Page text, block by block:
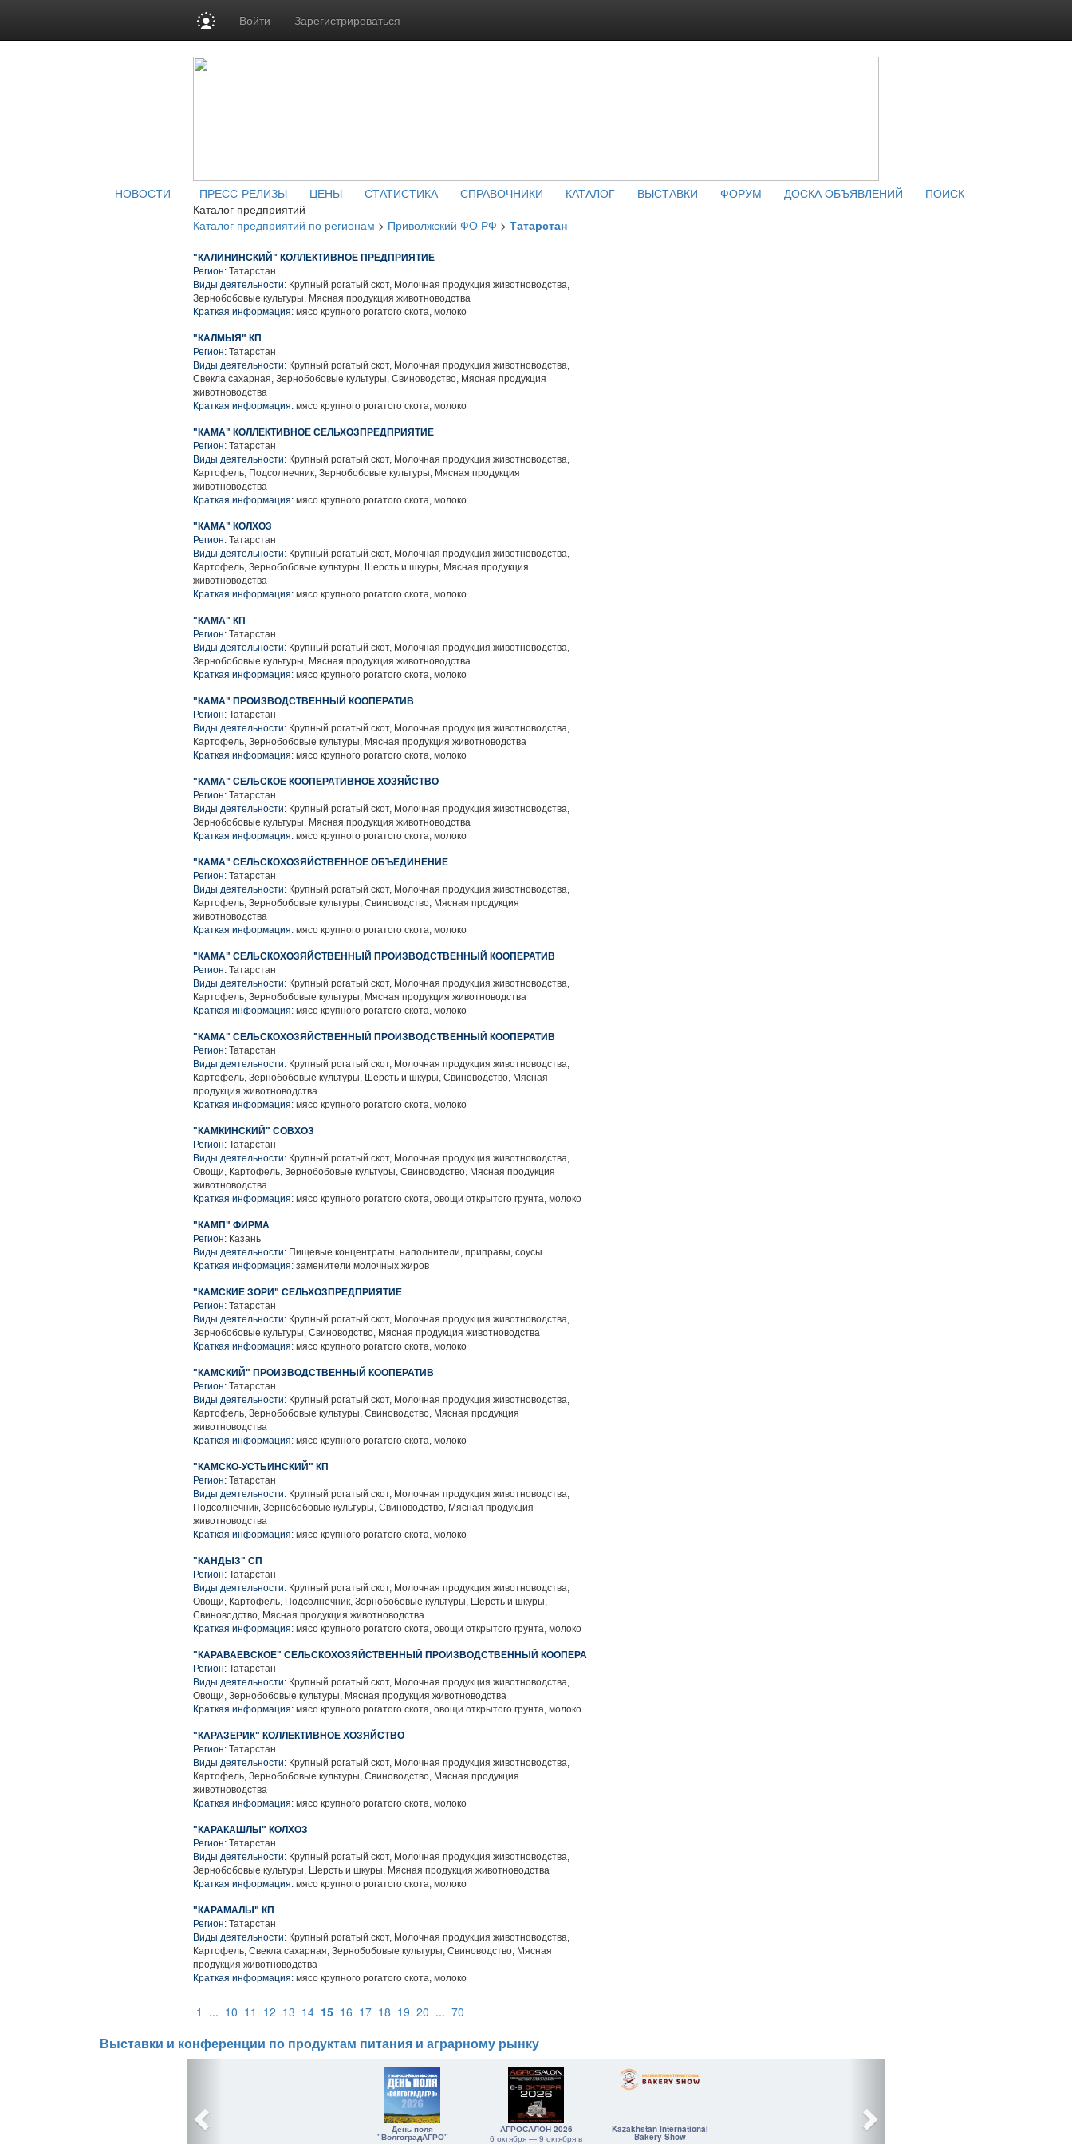
Войти Зарегистрироваться
НОВОСТИ ПРЕСС-РЕЛИЗЫ ЦЕНЫ СТАТИСТИКА СПРАВОЧНИКИ КАТАЛОГ ВЫСТАВКИ ФОРУМ ДОСКА ОБЪЯВЛЕНИЙ
ПОИСК
Каталог предприятий
Каталог предприятий по регионам > Приволжский ФО РФ > Татарстан
"КАЛИНИНСКИЙ" КОЛЛЕКТИВНОЕ ПРЕДПРИЯТИЕ
Регион: Татарстан
Виды деятельности: Крупный рогатый скот, Молочная продукция животноводства,
Зернобобовые культуры, Мясная продукция животноводства
Краткая информация: мясо крупного рогатого скота, молоко
"КАЛМЫЯ" КП
Регион: Татарстан
Виды деятельности: Крупный рогатый скот, Молочная продукция животноводства,
Свекла сахарная, Зернобобовые культуры, Свиноводство, Мясная продукция
животноводства
Краткая информация: мясо крупного рогатого скота, молоко
"КАМА" КОЛЛЕКТИВНОЕ СЕЛЬХОЗПРЕДПРИЯТИЕ
Регион: Татарстан
Виды деятельности: Крупный рогатый скот, Молочная продукция животноводства,
Картофель, Подсолнечник, Зернобобовые культуры, Мясная продукция
животноводства
Краткая информация: мясо крупного рогатого скота, молоко
"КАМА" КОЛХОЗ
Регион: Татарстан
Виды деятельности: Крупный рогатый скот, Молочная продукция животноводства,
Картофель, Зернобобовые культуры, Шерсть и шкуры, Мясная продукция
животноводства
Краткая информация: мясо крупного рогатого скота, молоко
"КАМА" КП
Регион: Татарстан
Виды деятельности: Крупный рогатый скот, Молочная продукция животноводства,
Зернобобовые культуры, Мясная продукция животноводства
Краткая информация: мясо крупного рогатого скота, молоко
"КАМА" ПРОИЗВОДСТВЕННЫЙ КООПЕРАТИВ
Регион: Татарстан
Виды деятельности: Крупный рогатый скот, Молочная продукция животноводства,
Картофель, Зернобобовые культуры, Мясная продукция животноводства
Краткая информация: мясо крупного рогатого скота, молоко
"КАМА" СЕЛЬСКОЕ КООПЕРАТИВНОЕ ХОЗЯЙСТВО
Регион: Татарстан
Виды деятельности: Крупный рогатый скот, Молочная продукция животноводства,
Зернобобовые культуры, Мясная продукция животноводства
Краткая информация: мясо крупного рогатого скота, молоко
"КАМА" СЕЛЬСКОХОЗЯЙСТВЕННОЕ ОБЪЕДИНЕНИЕ
Регион: Татарстан
Виды деятельности: Крупный рогатый скот, Молочная продукция животноводства,
Картофель, Зернобобовые культуры, Свиноводство, Мясная продукция
животноводства
Краткая информация: мясо крупного рогатого скота, молоко
"КАМА" СЕЛЬСКОХОЗЯЙСТВЕННЫЙ ПРОИЗВОДСТВЕННЫЙ КООПЕРАТИВ
Регион: Татарстан
Виды деятельности: Крупный рогатый скот, Молочная продукция животноводства,
Картофель, Зернобобовые культуры, Мясная продукция животноводства
Краткая информация: мясо крупного рогатого скота, молоко
"КАМА" СЕЛЬСКОХОЗЯЙСТВЕННЫЙ ПРОИЗВОДСТВЕННЫЙ КООПЕРАТИВ
Регион: Татарстан
Виды деятельности: Крупный рогатый скот, Молочная продукция животноводства,
Картофель, Зернобобовые культуры, Шерсть и шкуры, Свиноводство, Мясная
продукция животноводства
Краткая информация: мясо крупного рогатого скота, молоко
"КАМКИНСКИЙ" СОВХОЗ
Регион: Татарстан
Виды деятельности: Крупный рогатый скот, Молочная продукция животноводства,
Овощи, Картофель, Зернобобовые культуры, Свиноводство, Мясная продукция
животноводства
Краткая информация: мясо крупного рогатого скота, овощи открытого грунта, молоко
"КАМП" ФИРМА
Регион: Казань
Виды деятельности: Пищевые концентраты, наполнители, приправы, соусы
Краткая информация: заменители молочных жиров
"КАМСКИЕ ЗОРИ" СЕЛЬХОЗПРЕДПРИЯТИЕ
Регион: Татарстан
Виды деятельности: Крупный рогатый скот, Молочная продукция животноводства,
Зернобобовые культуры, Свиноводство, Мясная продукция животноводства
Краткая информация: мясо крупного рогатого скота, молоко
"КАМСКИЙ" ПРОИЗВОДСТВЕННЫЙ КООПЕРАТИВ
Регион: Татарстан
Виды деятельности: Крупный рогатый скот, Молочная продукция животноводства,
Картофель, Зернобобовые культуры, Свиноводство, Мясная продукция
животноводства
Краткая информация: мясо крупного рогатого скота, молоко
"КАМСКО-УСТЬИНСКИЙ" КП
Регион: Татарстан
Виды деятельности: Крупный рогатый скот, Молочная продукция животноводства,
Подсолнечник, Зернобобовые культуры, Свиноводство, Мясная продукция
животноводства
Краткая информация: мясо крупного рогатого скота, молоко
"КАНДЫЗ" СП
Регион: Татарстан
Виды деятельности: Крупный рогатый скот, Молочная продукция животноводства,
Овощи, Картофель, Подсолнечник, Зернобобовые культуры, Шерсть и шкуры,
Свиноводство, Мясная продукция животноводства
Краткая информация: мясо крупного рогатого скота, овощи открытого грунта, молоко
"КАРАВАЕВСКОЕ" СЕЛЬСКОХОЗЯЙСТВЕННЫЙ ПРОИЗВОДСТВЕННЫЙ КООПЕРА
Регион: Татарстан
Виды деятельности: Крупный рогатый скот, Молочная продукция животноводства,
Овощи, Зернобобовые культуры, Мясная продукция животноводства
Краткая информация: мясо крупного рогатого скота, овощи открытого грунта, молоко
"КАРАЗЕРИК" КОЛЛЕКТИВНОЕ ХОЗЯЙСТВО
Регион: Татарстан
Виды деятельности: Крупный рогатый скот, Молочная продукция животноводства,
Картофель, Зернобобовые культуры, Свиноводство, Мясная продукция
животноводства
Краткая информация: мясо крупного рогатого скота, молоко
"КАРАКАШЛЫ" КОЛХОЗ
Регион: Татарстан
Виды деятельности: Крупный рогатый скот, Молочная продукция животноводства,
Зернобобовые культуры, Шерсть и шкуры, Мясная продукция животноводства
Краткая информация: мясо крупного рогатого скота, молоко
"КАРАМАЛЫ" КП
Регион: Татарстан
Виды деятельности: Крупный рогатый скот, Молочная продукция животноводства,
Картофель, Свекла сахарная, Зернобобовые культуры, Свиноводство, Мясная
продукция животноводства
Краткая информация: мясо крупного рогатого скота, молоко
1 ... 10 11 12 13 14 15 16 17 18 19 20 ... 70
Выставки и конференции по продуктам питания и аграрному рынку
День поля
"ВолгоградАГРО"
АГРОСАЛОН 2026
6 октября — 9 октября в
Kazakhstan International
Bakery Show